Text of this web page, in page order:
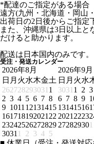
*配達のご指定がある場合
遠方(九州・北海道・岡山
出荷日の2日後からご指定
また、沖縄県は3日以上と
だけると助かります。
配送は日本国内のみです。
受注・発送カレンダー
2026年8月
日 月 火水木金土
262728293031 1
2 3 4 5 6 7 8
9 1011 12131415
161718192021 22
23242526272829
3031 1 2 3 4 5
2026年9月
日 月 火水
3031 1 2 3
6 7 8 9
13141516
2021 2223
272829301